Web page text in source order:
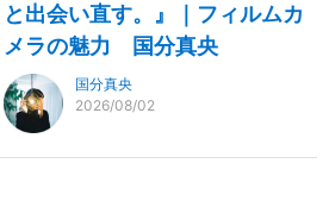
と出会い直す。』｜フィルムカ
メラの魅力 国分真央
国分真央
2026/08/02